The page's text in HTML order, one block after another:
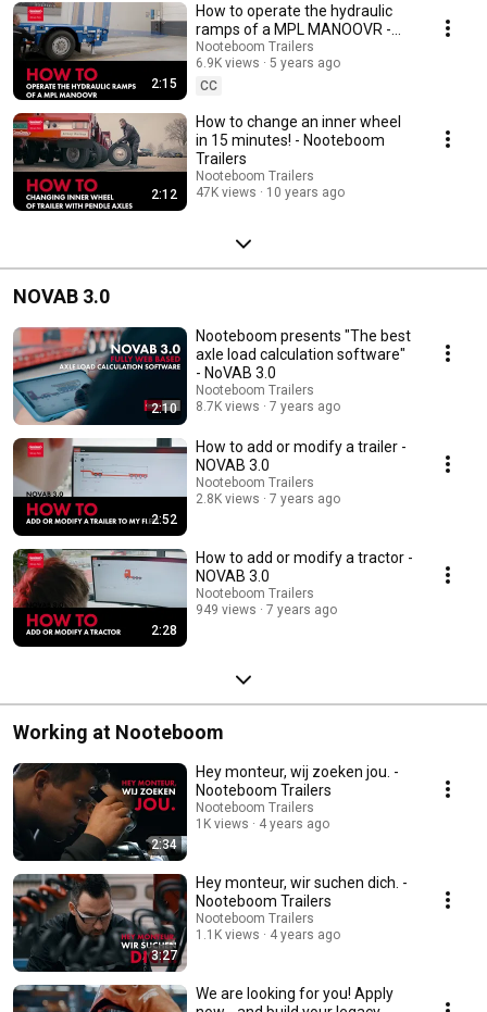
2:15
How to operate the hydraulic
ramps of a MPL MANOOVR -
Nooteboom Trailers
Nooteboom Trailers
6.9K views
5 years ago
CC
2:12
How to change an inner wheel
in 15 minutes! - Nooteboom
Trailers
Nooteboom Trailers
47K views
10 years ago
NOVAB 3.0
2:10
Nooteboom presents "The best
axle load calculation software"
- NoVAB 3.0
Nooteboom Trailers
8.7K views
7 years ago
2:52
How to add or modify a trailer -
NOVAB 3.0
Nooteboom Trailers
2.8K views
7 years ago
2:28
How to add or modify a tractor -
NOVAB 3.0
Nooteboom Trailers
949 views
7 years ago
Working at Nooteboom
2:34
Hey monteur, wij zoeken jou. -
Nooteboom Trailers
Nooteboom Trailers
1K views
4 years ago
3:27
Hey monteur, wir suchen dich. -
Nooteboom Trailers
Nooteboom Trailers
1.1K views
4 years ago
We are looking for you! Apply